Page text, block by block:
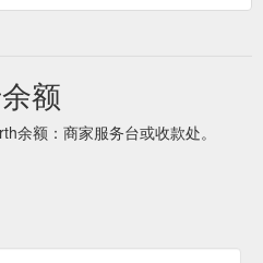
额
余额：商家服务台或收款处。